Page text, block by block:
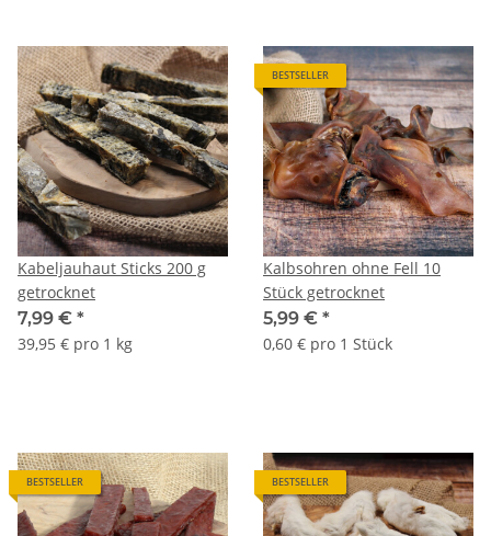
Kabeljauhaut Sticks 200 g
getrocknet
7,99 € *
39,95 € pro 1 kg
BESTSELLER
Kalbsohren ohne Fell 10
Stück getrocknet
5,99 € *
0,60 € pro 1 Stück
BESTSELLER BESTSELLER